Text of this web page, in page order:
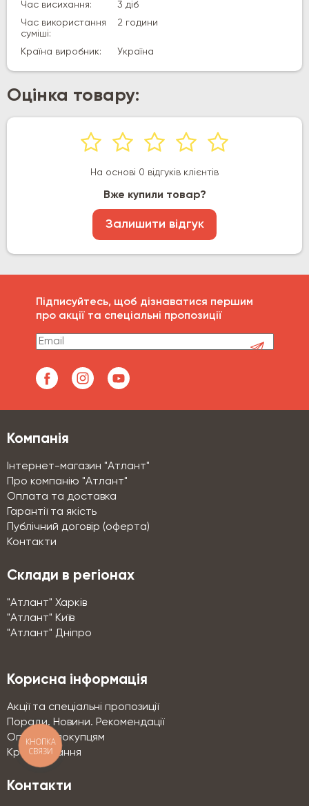
Час висихання:
3 діб
Час використання
суміші:
2 години
Країна виробник: Україна
Оцінка товару:
На основі 0 відгуків клієнтів
Вже купили товар?
Залишити відгук
Підписуйтесь, щоб дізнаватися першим
про акції та спеціальні пропозиції
Компанія
Інтернет-магазин "Атлант"
Про компанію "Атлант"
Оплата та доставка
Гарантії та якість
Публічний договір (оферта)
Контакти
Склади в регіонах
"Атлант" Харків
"Атлант" Київ
"Атлант" Дніпро
Корисна інформація
Акції та спеціальні пропозиції
Поради. Новини. Рекомендації
Оптовим покупцям
Кредитування
Контакти
КНОПКА
СВЯЗИ